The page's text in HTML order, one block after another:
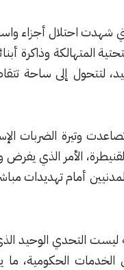
عام 1967، التي شهدت
لتتحول إلى ساحة
وتيرة الضربات
الأمر الذي يفرض
أمام تهديدات
ليست التحدي الوحيد
الحكومية، ما